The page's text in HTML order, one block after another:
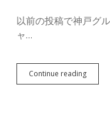
以前の投稿で神戸グ
ャ…
Continue reading【神
戸・